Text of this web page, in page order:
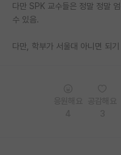
특수/전문대학원 게시판
반도체/AI 게시판
다만 SPK 교수들은 정말 정말
수 있음.
다만, 학부가 서울대 아니면 되기